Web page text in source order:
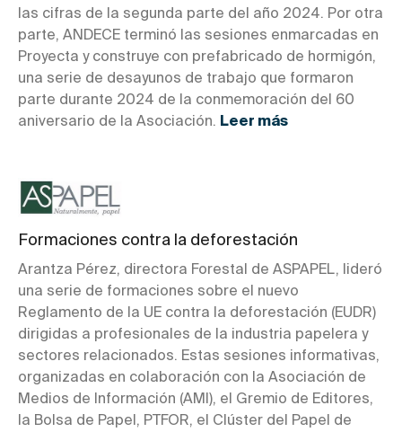
las cifras de la segunda parte del año 2024. Por otra
parte, ANDECE terminó las sesiones enmarcadas en
Proyecta y construye con prefabricado de hormigón,
una serie de desayunos de trabajo que formaron
parte durante 2024 de la conmemoración del 60
aniversario de la Asociación. Leer más
Formaciones contra la deforestación
Arantza Pérez, directora Forestal de ASPAPEL, lideró
una serie de formaciones sobre el nuevo
Reglamento de la UE contra la deforestación (EUDR)
dirigidas a profesionales de la industria papelera y
sectores relacionados. Estas sesiones informativas,
organizadas en colaboración con la Asociación de
Medios de Información (AMI), el Gremio de Editores,
la Bolsa de Papel, PTFOR, el Clúster del Papel de